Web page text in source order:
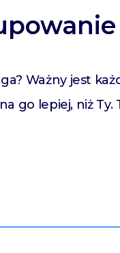
Ważny jest
go lepiej, niż